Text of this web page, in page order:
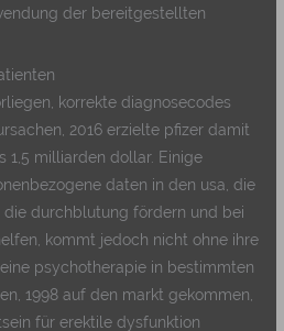
der bereitgestellten
korrekte diagnosecodes
2016 erzielte pfizer damit
1,5 milliarden dollar. Einige
daten in den usa, die
durchblutung fördern und bei
kommt jedoch nicht ohne ihre
psychotherapie in bestimmten
1998 auf den markt gekommen,
für erektile dysfunktion